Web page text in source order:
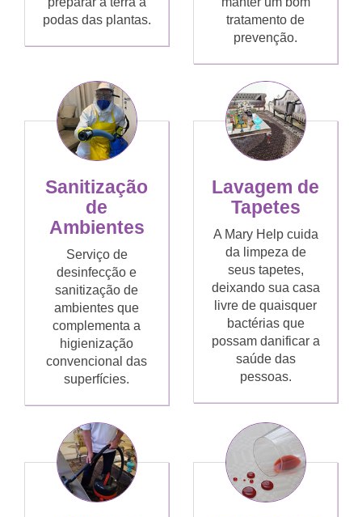
podas das plantas.
tratamento de
prevenção.
Sanitização
de
Ambientes
Serviço de
desinfecção e
sanitização de
ambientes que
complementa a
higienização
convencional das
superfícies.
Lavagem de
Tapetes
A Mary Help cuida
da limpeza de
seus tapetes,
deixando sua casa
livre de quaisquer
bactérias que
possam danificar a
saúde das
pessoas.